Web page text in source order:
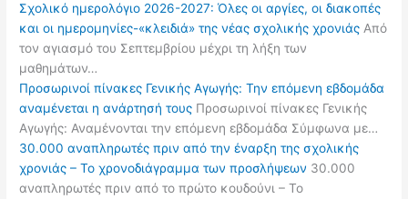
Σχολικό ημερολόγιο 2026-2027: Όλες οι αργίες, οι διακοπές
και οι ημερομηνίες-«κλειδιά» της νέας σχολικής χρονιάς Από
τον αγιασμό του Σεπτεμβρίου μέχρι τη λήξη των
μαθημάτων…
Προσωρινοί πίνακες Γενικής Αγωγής: Την επόμενη εβδομάδα
αναμένεται η ανάρτησή τους Προσωρινοί πίνακες Γενικής
Αγωγής: Αναμένονται την επόμενη εβδομάδα Σύμφωνα με…
30.000 αναπληρωτές πριν από την έναρξη της σχολικής
χρονιάς – Το χρονοδιάγραμμα των προσλήψεων 30.000
αναπληρωτές πριν από το πρώτο κουδούνι – Το